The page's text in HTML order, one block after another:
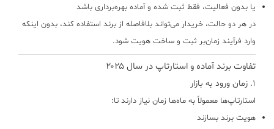
یا بدون فعالیت، فقط ثبت شده و آماده بهره‌برداری باشد
در هر دو حالت، خریدار می‌تواند بلافاصله از برند استفاده کند، بدون اینکه
وارد فرآیند زمان‌بر ثبت و ساخت هویت شود.
تفاوت برند آماده و استارتاپ در سال ۲۰۲۵
۱. زمان ورود به بازار
استارتاپ‌ها معمولاً به ماه‌ها زمان نیاز دارند تا:
هویت برند بسازند